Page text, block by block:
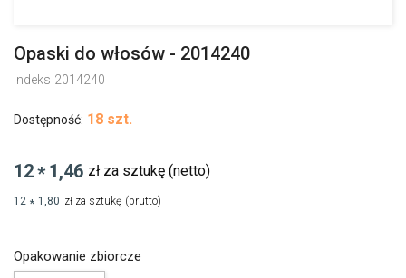
Opaski do włosów - 2014240
Indeks 2014240
Dostępność: 18 szt.
12* 1,46 zł za sztukę (netto)
12 * 1,80 zł za sztukę (brutto)
Opakowanie zbiorcze